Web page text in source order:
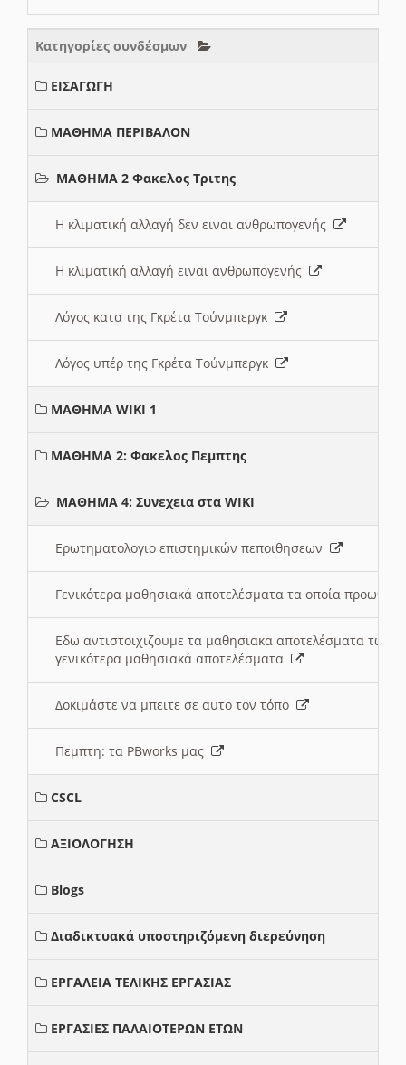
Κατηγορίες συνδέσμων
ΕΙΣΑΓΩΓΗ
ΜΑΘΗΜΑ ΠΕΡΙΒΑΛΟΝ
ΜΑΘΗΜΑ 2 Φακελος Τριτης
Η κλιματική αλλαγή δεν ειναι ανθρωπογενής
Η κλιματική αλλαγή ειναι ανθρωπογενής
Λόγος κατα της Γκρέτα Τούνμπεργκ
Λόγος υπέρ της Γκρέτα Τούνμπεργκ
ΜΑΘΗΜΑ WIKI 1
ΜΑΘΗΜΑ 2: Φακελος Πεμπτης
ΜΑΘΗΜΑ 4: Συνεχεια στα WIKI
Ερωτηματολογιο επιστημικών πεποιθησεων
Γενικότερα μαθησιακά αποτελέσματα τα οποία
Εδω αντιστοιχιζουμε τα μαθησιακα αποτελέσματα
γενικότερα μαθησιακά αποτελέσματα
Δοκιμάστε να μπειτε σε αυτο τον τόπο
Πεμπτη: τα PBworks μας
CSCL
ΑΞΙΟΛΟΓΗΣΗ
Blogs
Διαδικτυακά υποστηριζόμενη διερεύνηση
ΕΡΓΑΛΕΙΑ ΤΕΛΙΚΗΣ ΕΡΓΑΣΙΑΣ
ΕΡΓΑΣΙΕΣ ΠΑΛΑΙΟΤΕΡΩΝ ΕΤΩΝ